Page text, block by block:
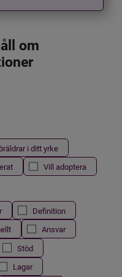
om
i ditt yrke
Vill adoptera
Definition
Ansvar
Stöd
Lagar